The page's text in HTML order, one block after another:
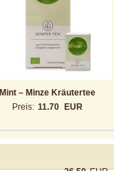
Mint – Minze Kräutertee
Preis: 11.70 EUR